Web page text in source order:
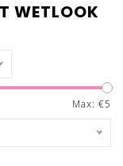
WETLOOK
Max: €5